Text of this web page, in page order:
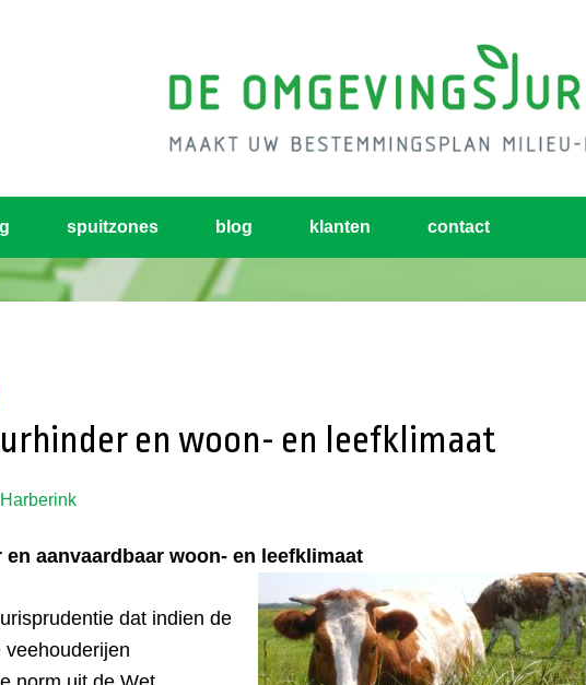
spuitzones blog klanten contact
en woon- en leefklimaat
aanvaardbaar woon- en leefklimaat
dat indien de